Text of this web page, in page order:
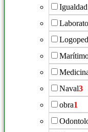
Naval3
obra1